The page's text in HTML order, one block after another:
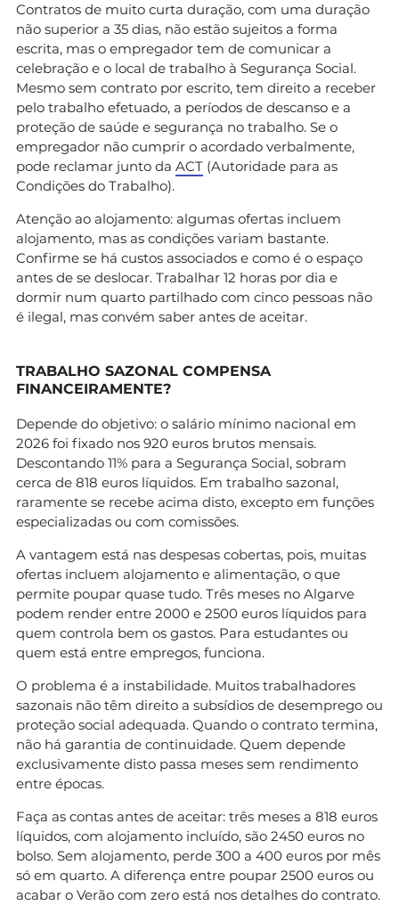
Contratos de muito curta duração, com uma duração
não superior a 35 dias, não estão sujeitos a forma
escrita, mas o empregador tem de comunicar a
celebração e o local de trabalho à Segurança Social.
Mesmo sem contrato por escrito, tem direito a receber
pelo trabalho efetuado, a períodos de descanso e a
proteção de saúde e segurança no trabalho. Se o
empregador não cumprir o acordado verbalmente,
pode reclamar junto da ACT (Autoridade para as
Condições do Trabalho).
Atenção ao alojamento: algumas ofertas incluem
alojamento, mas as condições variam bastante.
Confirme se há custos associados e como é o espaço
antes de se deslocar. Trabalhar 12 horas por dia e
dormir num quarto partilhado com cinco pessoas não
é ilegal, mas convém saber antes de aceitar.
TRABALHO SAZONAL COMPENSA
FINANCEIRAMENTE?
Depende do objetivo: o salário mínimo nacional em
2026 foi fixado nos 920 euros brutos mensais.
Descontando 11% para a Segurança Social, sobram
cerca de 818 euros líquidos. Em trabalho sazonal,
raramente se recebe acima disto, excepto em funções
especializadas ou com comissões.
A vantagem está nas despesas cobertas, pois, muitas
ofertas incluem alojamento e alimentação, o que
permite poupar quase tudo. Três meses no Algarve
podem render entre 2000 e 2500 euros líquidos para
quem controla bem os gastos. Para estudantes ou
quem está entre empregos, funciona.
O problema é a instabilidade. Muitos trabalhadores
sazonais não têm direito a subsídios de desemprego ou
proteção social adequada. Quando o contrato termina,
não há garantia de continuidade. Quem depende
exclusivamente disto passa meses sem rendimento
entre épocas.
Faça as contas antes de aceitar: três meses a 818 euros
líquidos, com alojamento incluído, são 2450 euros no
bolso. Sem alojamento, perde 300 a 400 euros por mês
só em quarto. A diferença entre poupar 2500 euros ou
acabar o Verão com zero está nos detalhes do contrato.